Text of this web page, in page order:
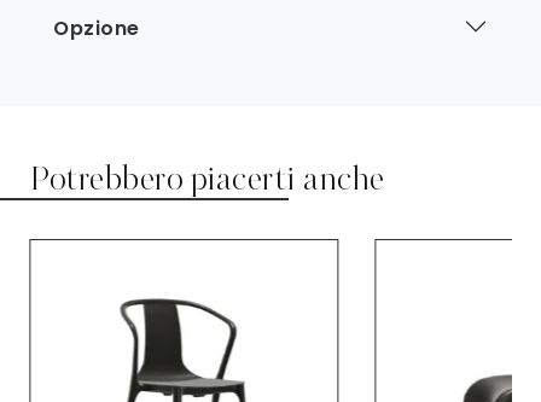
Opzione
Potrebbero piacerti anche